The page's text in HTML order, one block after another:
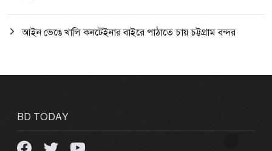
আইন ভেঙে খালি কনটেইনার বাইরে পাঠাতে চায় চট্টগ্রাম বন্দর
BD TODAY